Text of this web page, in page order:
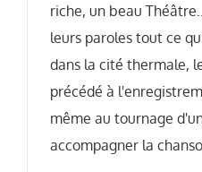
riche, un beau
leurs paroles tout ce
dans la cité thermale,
précédé à
même au tournage
accompagner la